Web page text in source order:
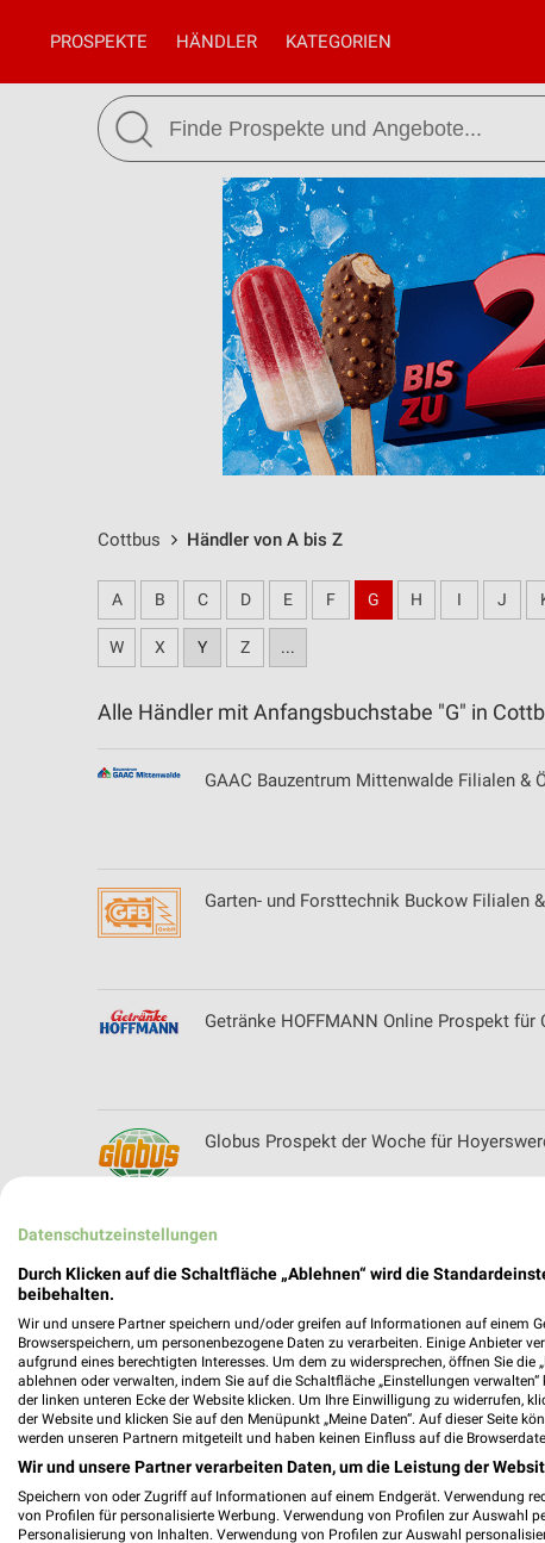
PROSPEKTE HÄNDLER KATEGORIEN
Cottbus Händler von A bis Z
A B C D E F G H I J
W X Y Z ...
Alle Händler mit Anfangsbuchstabe "G" in
GAAC Bauzentrum Mittenwalde Filialen &
Garten- und Forsttechnik Buckow Filialen
Getränke HOFFMANN Online Prospekt für
Globus Prospekt der Woche für
Globus Baumarkt Prospekte & Angebote
Datenschutzeinstellungen
Durch Klicken auf die Schaltfläche „Ablehnen“ wird die
beibehalten.
Wir und unsere Partner speichern und/oder greifen auf Informationen auf einem
Browserspeichern, um personenbezogene Daten zu verarbeiten. Einige Anbieter
aufgrund eines berechtigten Interesses. Um dem zu widersprechen, öffnen Sie die
ablehnen oder verwalten, indem Sie auf die Schaltfläche „Einstellungen
der linken unteren Ecke der Website klicken. Um Ihre Einwilligung zu widerrufen,
der Website und klicken Sie auf den Menüpunkt „Meine Daten“. Auf dieser Seite
werden unseren Partnern mitgeteilt und haben keinen Einfluss auf die
Wir und unsere Partner verarbeiten Daten, um die Leistung der
Speichern von oder Zugriff auf Informationen auf einem Endgerät. Verwendung
von Profilen für personalisierte Werbung. Verwendung von Profilen zur Auswahl
Personalisierung von Inhalten. Verwendung von Profilen zur Auswahl